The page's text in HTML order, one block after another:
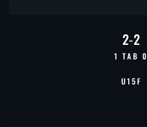
2-2
1 TAB 0
U15F